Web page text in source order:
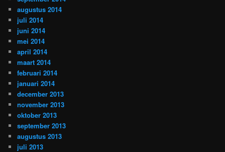
augustus 2014
juli 2014
juni 2014
mei 2014
april 2014
maart 2014
februari 2014
januari 2014
december 2013
november 2013
oktober 2013
september 2013
augustus 2013
juli 2013